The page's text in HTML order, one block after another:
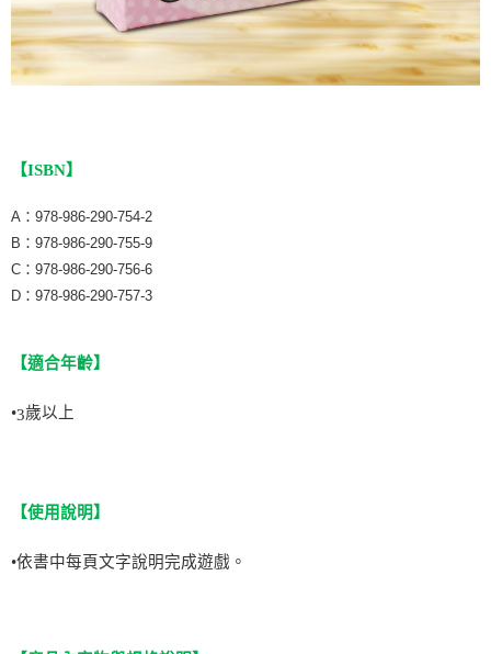
【ISBN】
A：978-986-290-754-2
B：978-986-290-755-9
C：978-986-290-756-6
D：978-986-290-757-3
【適合年齡】
•3歲以上
【使用說明 】
•依書中每頁文字說明完成遊戲。